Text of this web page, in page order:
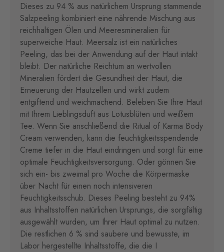
Dieses zu 94 % aus natürlichem Ursprung stammende
Salzpeeling kombiniert eine nährende Mischung aus
reichhaltigen Ölen und Meeresmineralien für
superweiche Haut. Meersalz ist ein natürliches
Peeling, das bei der Anwendung auf der Haut intakt
bleibt. Der natürliche Reichtum an wertvollen
Mineralien fördert die Gesundheit der Haut, die
Erneuerung der Hautzellen und wirkt zudem
entgiftend und weichmachend. Beleben Sie Ihre Haut
mit Ihrem Lieblingsduft aus Lotusblüten und weißem
Tee. Wenn Sie anschließend die Ritual of Karma Body
Cream verwenden, kann die feuchtigkeitsspendende
Creme tiefer in die Haut eindringen und sorgt für eine
optimale Feuchtigkeitsversorgung. Oder gönnen Sie
sich ein- bis zweimal pro Woche die Körpermaske
über Nacht für einen noch intensiveren
Feuchtigkeitsschub. Dieses Peeling besteht zu 94%
aus Inhaltsstoffen natürlichen Ursprungs, die sorgfältig
ausgewählt wurden, um Ihrer Haut optimal zu nutzen.
Die restlichen 6 % sind saubere und bewusste, im
Labor hergestellte Inhaltsstoffe, die die I